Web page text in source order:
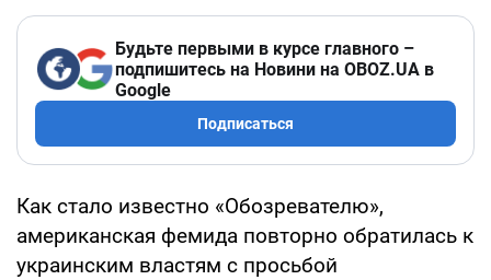
Будьте первыми в курсе главного –
подпишитесь на Новини на OBOZ.UA в
Google
Подписаться
Как стало известно «Обозревателю»,
американская фемида повторно обратилась к
украинским властям с просьбой